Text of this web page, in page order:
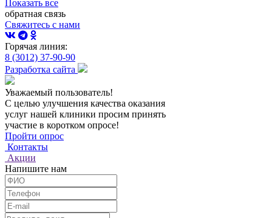
Показать все
обратная связь
Свяжитесь с нами
Горячая линия:
8 (3012) 37-90-90
Разработка сайта
Уважаемый пользователь!
С целью улучшения качества оказания
услуг нашей клиники просим принять
участие в коротком опросе!
Пройти опрос
Контакты
Акции
Напишите нам